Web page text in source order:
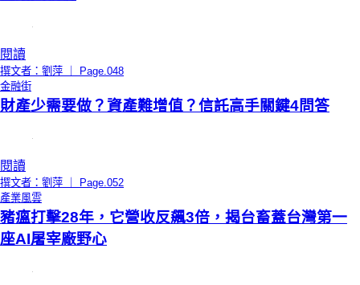
閱讀
撰文者：劉萍 ｜ Page.048
金融街
財產少需要做？資產難增值？信託高手關鍵4問答
閱讀
撰文者：劉萍 ｜ Page.052
產業風雲
豬瘟打擊28年，它營收反飆3倍，揭台畜蓋台灣第一
座AI屠宰廠野心